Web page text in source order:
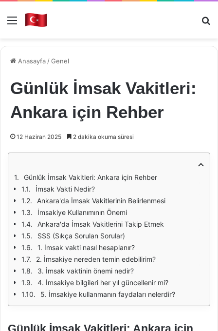
Menü
Anasayfa /Genel
Günlük İmsak Vakitleri:
Ankara için Rehber
12 Haziran 2025 2 dakika okuma süresi
Günlük İmsak Vakitleri: Ankara için Rehber
İmsak Vakti Nedir?
Ankara'da İmsak Vakitlerinin Belirlenmesi
İmsakiye Kullanımının Önemi
Ankara'da İmsak Vakitlerini Takip Etmek
SSS (Sıkça Sorulan Sorular)
1. İmsak vakti nasıl hesaplanır?
2. İmsakiye nereden temin edebilirim?
3. İmsak vaktinin önemi nedir?
4. İmsakiye bilgileri her yıl güncellenir mi?
5. İmsakiye kullanmanın faydaları nelerdir?